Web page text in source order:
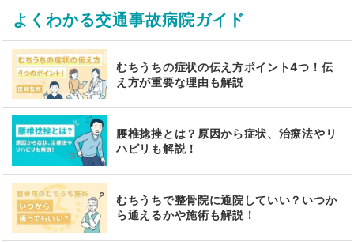
よくわかる交通事故病院ガイド
むちうちの症状の伝え方ポイント4つ！伝
え方が重要な理由も解説
腰椎捻挫とは？原因から症状、治療法やリ
ハビリも解説！
むちうちで整骨院に通院していい？いつか
ら通えるかや施術も解説！